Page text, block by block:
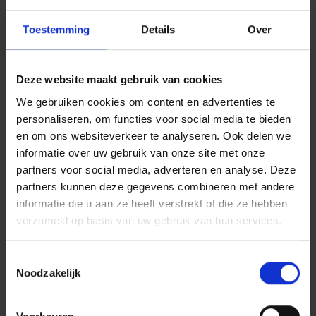
Toestemming Details Over
Deze website maakt gebruik van cookies
We gebruiken cookies om content en advertenties te
personaliseren, om functies voor social media te bieden
en om ons websiteverkeer te analyseren. Ook delen we
informatie over uw gebruik van onze site met onze
partners voor social media, adverteren en analyse. Deze
partners kunnen deze gegevens combineren met andere
informatie die u aan ze heeft verstrekt of die ze hebben
verzameld op basis van uw gebruik van hun services.
Noodzakelijk
houdt, ziet u de prijzen jaarlijks stijgen. Door te
kopen met een vaste rente, weet u zeker dat
zijn.
2. Die net te dure woning valt
misschien toch binnen uw budget
De keuze voor een langere looptijd kan ervoor
zorgen dat die woning die net te duur lijkt, toch
binnen uw budget past. Dat geeft misschien
ruimte om te kiezen voor een energiezuinigere
woning. Die is vaak iets duurder, maar
daardoor kan u wel besparen op uw
maandelijkse energiefactuur.
3. U blijft flexibel en kunt vervroegd
Heeft u een financiële meevaller of verdient u